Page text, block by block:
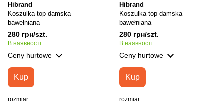
Hibrand
Koszulka-top damska
bawełniana
280 грн/szt.
В наявності
Ceny hurtowe
Kup
rozmiar
Hibrand
Koszulka-top damska
bawełniana
280 грн/szt.
В наявності
Ceny hurtowe
Kup
rozmiar